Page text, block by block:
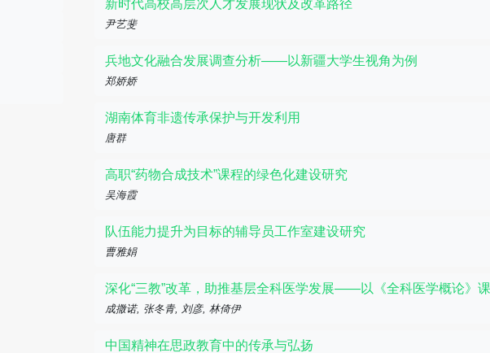
新时代高校高层次人才发展现状及改革路径
尹艺斐
兵地文化融合发展调查分析——以新疆大学生视角为例
郑娇娇
湖南体育非遗传承保护与开发利用
唐群
高职“药物合成技术”课程的绿色化建设研究
吴海霞
队伍能力提升为目标的辅导员工作室建设研究
曹雅娟
深化“三教”改革，助推基层全科医学发展——以《全科医学概论》
成撒诺, 张冬青, 刘彦, 林倚伊
中国精神在思政教育中的传承与弘扬